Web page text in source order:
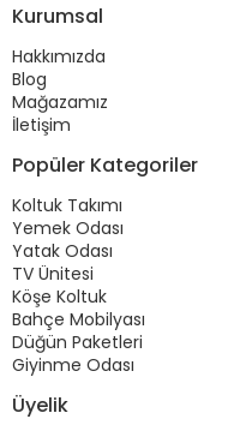
Kurumsal
Hakkımızda
Blog
Mağazamız
İletişim
Popüler Kategoriler
Koltuk Takımı
Yemek Odası
Yatak Odası
TV Ünitesi
Köşe Koltuk
Bahçe Mobilyası
Düğün Paketleri
Giyinme Odası
Üyelik